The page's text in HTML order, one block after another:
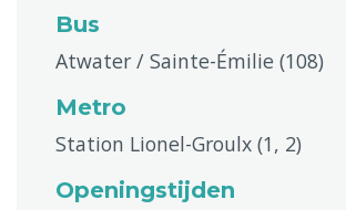
Bus
Atwater / Sainte-Émilie (108)
Metro
Station Lionel-Groulx (1, 2)
Openingstijden